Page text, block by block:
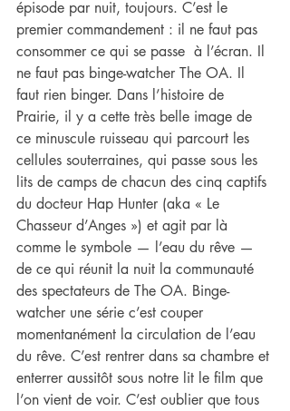
épisode par nuit, toujours. C’est le
premier commandement : il ne faut pas
consommer ce qui se passe  à l’écran. Il
ne faut pas binge-watcher The OA. Il
faut rien binger. Dans l’histoire de
Prairie, il y a cette très belle image de
ce minuscule ruisseau qui parcourt les
cellules souterraines, qui passe sous les
lits de camps de chacun des cinq captifs
du docteur Hap Hunter (aka « Le
Chasseur d’Anges ») et agit par là
comme le symbole — l’eau du rêve —
de ce qui réunit la nuit la communauté
des spectateurs de The OA. Binge-
watcher une série c’est couper
momentanément la circulation de l’eau
du rêve. C’est rentrer dans sa chambre et
enterrer aussitôt sous notre lit le film que
l’on vient de voir. C’est oublier que tous